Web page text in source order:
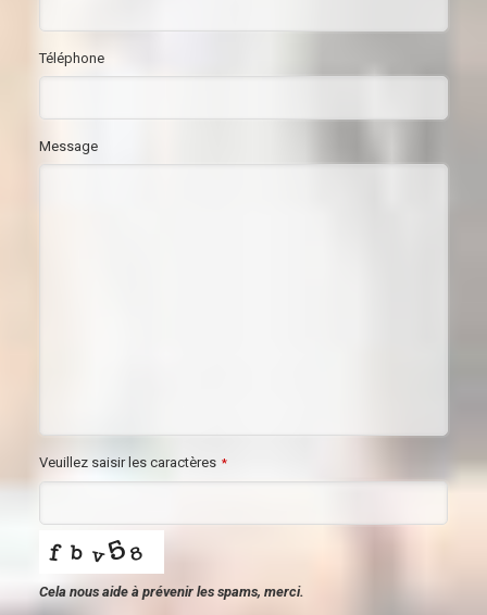
Téléphone
Message
Veuillez saisir les caractères *
Cela nous aide à prévenir les spams, merci.